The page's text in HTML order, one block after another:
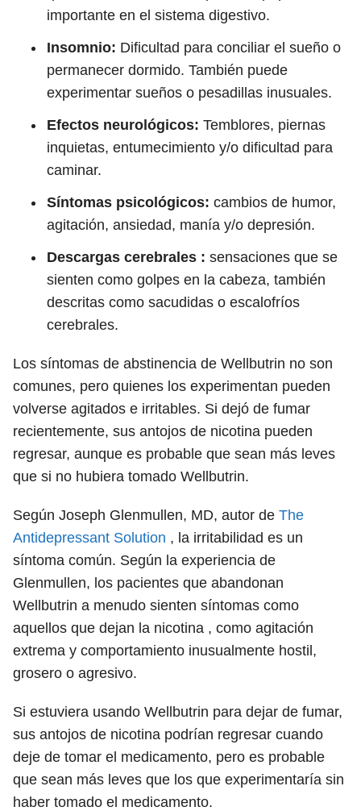
importante en el sistema digestivo.
Insomnio: Dificultad para conciliar el sueño o
permanecer dormido. También puede
experimentar sueños o pesadillas inusuales.
Efectos neurológicos: Temblores, piernas
inquietas, entumecimiento y/o dificultad para
caminar.
Síntomas psicológicos: cambios de humor,
agitación, ansiedad, manía y/o depresión.
Descargas cerebrales : sensaciones que se
sienten como golpes en la cabeza, también
descritas como sacudidas o escalofríos
cerebrales.
Los síntomas de abstinencia de Wellbutrin no son
comunes, pero quienes los experimentan pueden
volverse agitados e irritables. Si dejó de fumar
recientemente, sus antojos de nicotina pueden
regresar, aunque es probable que sean más leves
que si no hubiera tomado Wellbutrin.
Según Joseph Glenmullen, MD, autor de The
Antidepressant Solution , la irritabilidad es un
síntoma común. Según la experiencia de
Glenmullen, los pacientes que abandonan
Wellbutrin a menudo sienten síntomas como
aquellos que dejan la nicotina , como agitación
extrema y comportamiento inusualmente hostil,
grosero o agresivo.
Si estuviera usando Wellbutrin para dejar de fumar,
sus antojos de nicotina podrían regresar cuando
deje de tomar el medicamento, pero es probable
que sean más leves que los que experimentaría sin
haber tomado el medicamento.